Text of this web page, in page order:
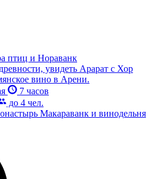
птиц и Нораванк
увидеть Арарат с Хор
вино в Арени.
7 часов
до 4 чел.